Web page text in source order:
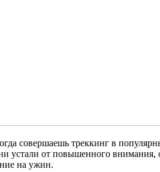
совершаешь треккинг в
устали от повышенного внимания,
на ужин.